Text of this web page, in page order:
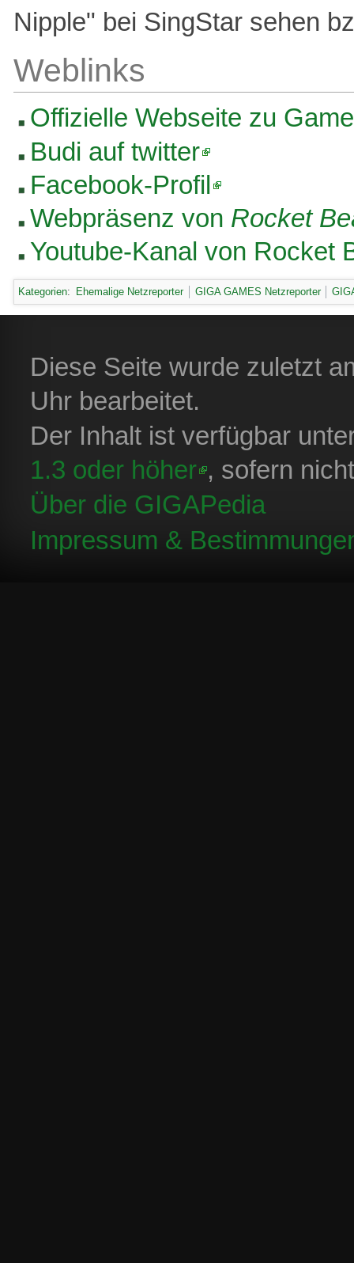
Nipple" bei SingStar sehen
Weblinks
Offizielle Webseite zu
Budi auf twitter
Facebook-Profil
Webpräsenz von Rocket
Youtube-Kanal von Rocket
Kategorien: Ehemalige Netzreporter GIGA GAMES Netzreporter
Diese Seite wurde zuletzt
Uhr bearbeitet.
Der Inhalt ist verfügbar
1.3 oder höher , sofern
Über die GIGAPedia
Impressum &